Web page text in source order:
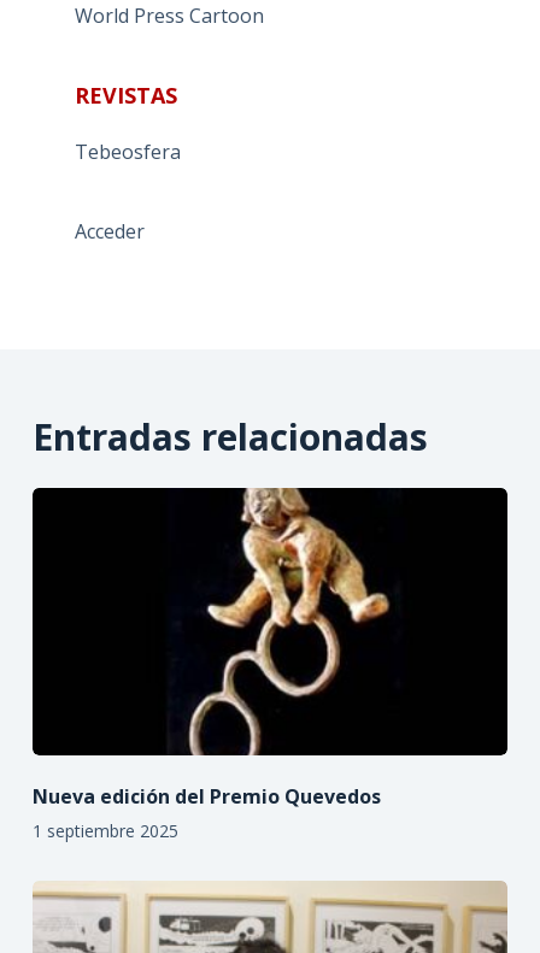
World Press Cartoon
REVISTAS
Tebeosfera
Acceder
Entradas relacionadas
Nueva edición del Premio Quevedos
1 septiembre 2025